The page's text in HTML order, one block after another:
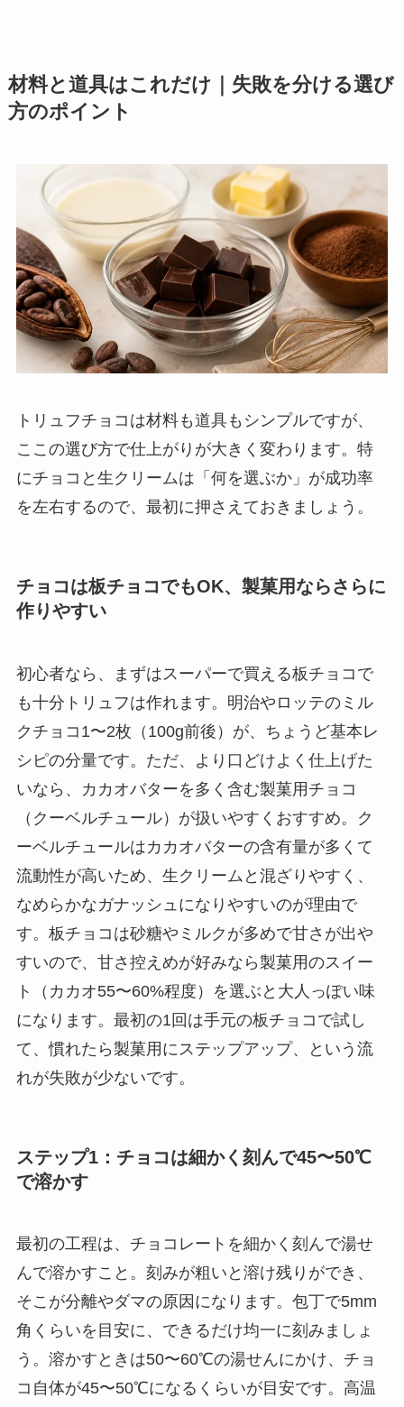
材料と道具はこれだけ｜失敗を分ける選び
方のポイント
トリュフチョコは材料も道具もシンプルですが、
ここの選び方で仕上がりが大きく変わります。特
にチョコと生クリームは「何を選ぶか」が成功率
を左右するので、最初に押さえておきましょう。
チョコは板チョコでもOK、製菓用ならさらに
作りやすい
初心者なら、まずはスーパーで買える板チョコで
も十分トリュフは作れます。明治やロッテのミル
クチョコ1〜2枚（100g前後）が、ちょうど基本レ
シピの分量です。ただ、より口どけよく仕上げた
いなら、カカオバターを多く含む製菓用チョコ
（クーベルチュール）が扱いやすくおすすめ。ク
ーベルチュールはカカオバターの含有量が多くて
流動性が高いため、生クリームと混ざりやすく、
なめらかなガナッシュになりやすいのが理由で
す。板チョコは砂糖やミルクが多めで甘さが出や
すいので、甘さ控えめが好みなら製菓用のスイー
ト（カカオ55〜60%程度）を選ぶと大人っぽい味
になります。最初の1回は手元の板チョコで試し
て、慣れたら製菓用にステップアップ、という流
れが失敗が少ないです。
ステップ1：チョコは細かく刻んで45〜50℃
で溶かす
最初の工程は、チョコレートを細かく刻んで湯せ
んで溶かすこと。刻みが粗いと溶け残りができ、
そこが分離やダマの原因になります。包丁で5mm
角くらいを目安に、できるだけ均一に刻みましょ
う。溶かすときは50〜60℃の湯せんにかけ、チョ
コ自体が45〜50℃になるくらいが目安です。高温